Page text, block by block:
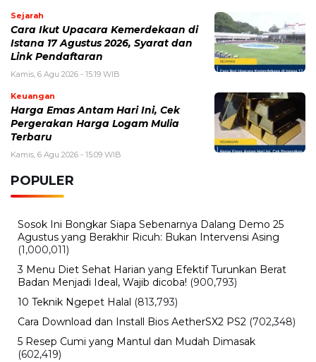
Sejarah
Cara Ikut Upacara Kemerdekaan di
Istana 17 Agustus 2026, Syarat dan
Link Pendaftaran
Kamis, 6 Agu 2026 - 15:19 WIB
Keuangan
Harga Emas Antam Hari Ini, Cek
Pergerakan Harga Logam Mulia
Terbaru
Kamis, 6 Agu 2026 - 15:09 WIB
POPULER
Sosok Ini Bongkar Siapa Sebenarnya Dalang Demo 25
Agustus yang Berakhir Ricuh: Bukan Intervensi Asing
(1,000,011)
3 Menu Diet Sehat Harian yang Efektif Turunkan Berat
Badan Menjadi Ideal, Wajib dicoba! (900,793)
10 Teknik Ngepet Halal (813,793)
Cara Download dan Install Bios AetherSX2 PS2 (702,348)
5 Resep Cumi yang Mantul dan Mudah Dimasak
(602,419)